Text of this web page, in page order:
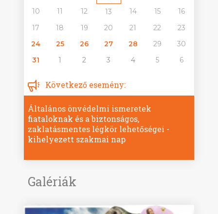
10
11 12 13 14 15
16
17
18 19 20 21 22
23
24
25 26 27 28 29
30
31
1 2 3 4 5 6
Következő esemény:
Általános önvédelmi ismeretek
fiataloknak és a biztonságos,
zaklatásmentes légkör lehetőségei -
kihelyezett szakmai nap
Galériák